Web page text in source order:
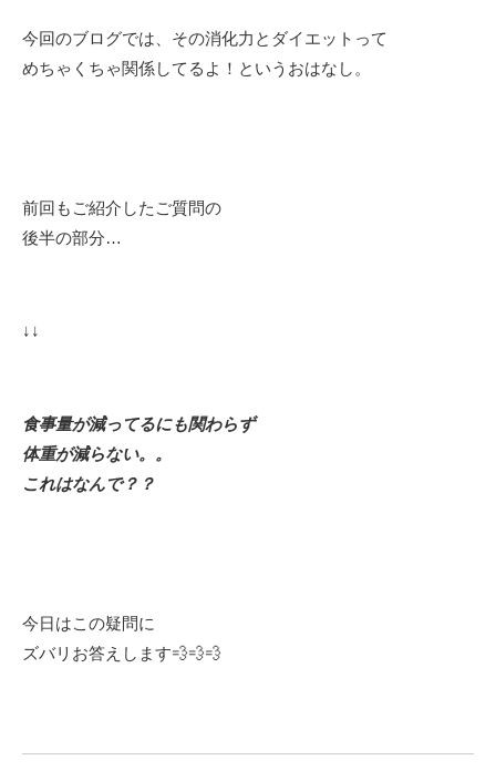
今回のブログでは、その消化力とダイエットって
めちゃくちゃ関係してるよ！というおはなし。
前回もご紹介したご質問の
後半の部分…
↓↓
食事量が減ってるにも関わらず
体重が減らない。。
これはなんで？？
今日はこの疑問に
ズバリお答えします💨💨💨